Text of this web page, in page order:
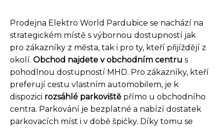
Prodejna Elektro World Pardubice se nachází na
strategickém místě s výbornou dostupností jak
pro zákazníky z města, tak i pro ty, kteří přijíždějí z
okolí. Obchod najdete v obchodním centru s
pohodlnou dostupností MHD. Pro zákazníky, kteří
preferují cestu vlastním automobilem, je k
dispozici rozsáhlé parkoviště přímo u obchodního
centra. Parkování je bezplatné a nabízí dostatek
parkovacích míst i v době špičky. Díky tomu se